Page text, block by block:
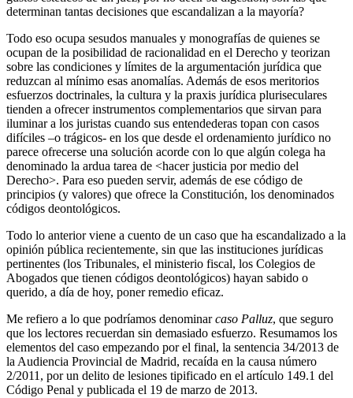
determinan tantas decisiones que escandalizan a la mayoría?
Todo eso ocupa sesudos manuales y monografías de quienes se
ocupan de la posibilidad de racionalidad en el Derecho y teorizan
sobre las condiciones y límites de la argumentación jurídica que
reduzcan al mínimo esas anomalías. Además de esos meritorios
esfuerzos doctrinales, la cultura y la praxis jurídica pluriseculares
tienden a ofrecer instrumentos complementarios que sirvan para
iluminar a los juristas cuando sus entendederas topan con casos
difíciles –o trágicos- en los que desde el ordenamiento jurídico no
parece ofrecerse una solución acorde con lo que algún colega ha
denominado la ardua tarea de <hacer justicia por medio del
Derecho>. Para eso pueden servir, además de ese código de
principios (y valores) que ofrece la Constitución, los denominados
códigos deontológicos.
Todo lo anterior viene a cuento de un caso que ha escandalizado a la
opinión pública recientemente, sin que las instituciones jurídicas
pertinentes (los Tribunales, el ministerio fiscal, los Colegios de
Abogados que tienen códigos deontológicos) hayan sabido o
querido, a día de hoy, poner remedio eficaz.
Me refiero a lo que podríamos denominarcaso Palluz, que seguro
que los lectores recuerdan sin demasiado esfuerzo. Resumamos los
elementos del caso empezando por el final, la sentencia 34/2013 de
la Audiencia Provincial de Madrid, recaída en la causa número
2/2011, por un delito de lesiones tipificado en el artículo 149.1 del
Código Penal y publicada el 19 de marzo de 2013.